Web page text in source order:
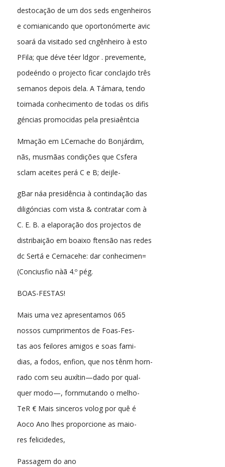
destocação de um dos seds engenheiros
e comianicando que oportonómerte avic
soará da visitado sed cngênheiro à esto
PFila; que déve téer ldgor . prevemente,
podeéndo o projecto ficar conclajdo três
semanos depois dela. A Támara, tendo
toimada conhecimento de todas os difis
géncias promocidas pela presiaêntcia
Mmação em LCernache do Bonjárdim,
nãs, musmãas condições que Csfera
sclam aceites perá C e B; deijle-
gBar náa presidência à contindação das
diligóncias com vista & contratar com à
C. E. B. a elaporação dos projectos de
distribaição em boaixo ftensão nas redes
dc Sertá e Cernacehe: dar conhecimen=
(Conciusfio nàã 4.º pég.
BOAS-FESTAS!
Mais uma vez apresentamos 065
nossos cumprimentos de Foas-Fes-
tas aos feilores amigos e soas fami-
dias, a fodos, enfion, que nos tênm horn-
rado com seu auxítin—dado por qual-
quer modo—, fornmutando o melho-
TeR € Mais sinceros volog por quê é
Aoco Ano lhes proporcione as maio-
res felicidedes,
Passagem do ano